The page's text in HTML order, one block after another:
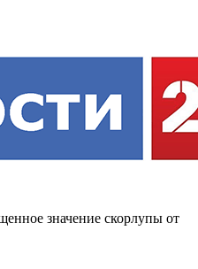
значение скорлупы от